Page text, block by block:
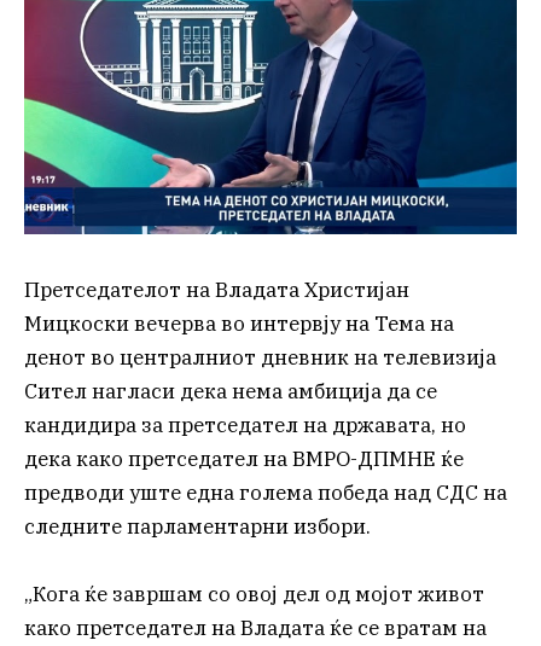
Претседателот на Владата Христијан
Мицкоски вечерва во интервју на Тема на
денот во централниот дневник на телевизија
Сител нагласи дека нема амбиција да се
кандидира за претседател на државата, но
дека како претседател на ВМРО-ДПМНЕ ќе
предводи уште една голема победа над СДС на
следните парламентарни избори.
„Кога ќе завршам со овој дел од мојот живот
како претседател на Владата ќе се вратам на